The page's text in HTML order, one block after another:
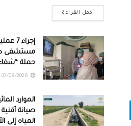
أكمل القراءة
مستشفى
حملة “شفاء
الموارد
صيانة
المياه إلى